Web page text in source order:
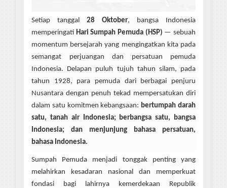
Setiap tanggal 28 Oktober, bangsa Indonesia
memperingati Hari Sumpah Pemuda (HSP) — sebuah
momentum bersejarah yang mengingatkan kita pada
semangat perjuangan dan persatuan pemuda
Indonesia. Delapan puluh tujuh tahun silam, pada
tahun 1928, para pemuda dari berbagai penjuru
Nusantara dengan penuh tekad mempersatukan diri
dalam satu komitmen kebangsaan: bertumpah darah
satu, tanah air Indonesia; berbangsa satu, bangsa
Indonesia; dan menjunjung bahasa persatuan,
bahasa Indonesia.
Sumpah Pemuda menjadi tonggak penting yang
melahirkan kesadaran nasional dan memperkuat
fondasi bagi lahirnya kemerdekaan Republik